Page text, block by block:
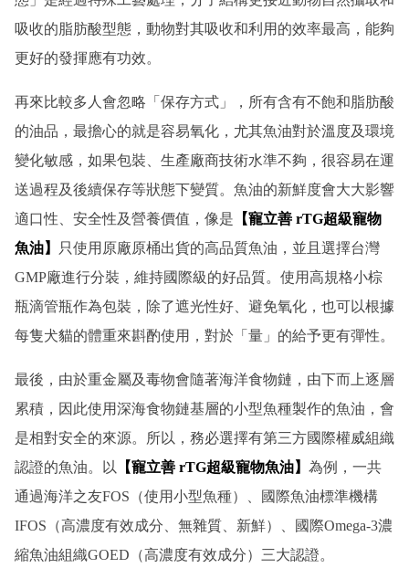
吸收的脂肪酸型態，動物對其吸收和利用的效率最高，能夠
更好的發揮應有功效。
再來比較多人會忽略「保存方式」，所有含有不飽和脂肪酸
的油品，最擔心的就是容易氧化，尤其魚油對於溫度及環境
變化敏感，如果包裝、生產廠商技術水準不夠，很容易在運
送過程及後續保存等狀態下變質。魚油的新鮮度會大大影響
適口性、安全性及營養價值，像是 【寵立善 rTG超級寵物
魚油】
只使用原廠原桶出貨的高品質魚油，並且選擇台灣
GMP廠進行分裝，維持國際級的好品質。使用高規格小棕
瓶滴管瓶作為包裝，除了遮光性好、避免氧化，也可以根據
每隻犬貓的體重來斟酌使用，對於「量」的給予更有彈性。
最後，由於重金屬及毒物會隨著海洋食物鏈，由下而上逐層
累積，因此使用深海食物鏈基層的小型魚種製作的魚油，會
是相對安全的來源。所以，務必選擇有第三方國際權威組織
認證的魚油。以
【寵立善 rTG超級寵物魚油】 為例，一共
通過海洋之友FOS（使用小型魚種）、國際魚油標準機構
IFOS（高濃度有效成分、無雜質、新鮮）、國際Omega-3濃
縮魚油組織GOED（高濃度有效成分）三大認證。